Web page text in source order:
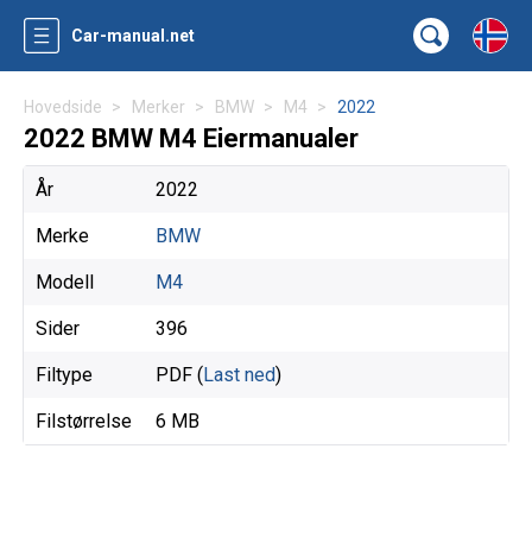
Car-manual.net
Hovedside Merker BMW M4 2022
2022 BMW M4 Eiermanualer
År 2022
Merke BMW
Modell M4
Sider 396
Filtype PDF (Last ned)
Filstørrelse 6 MB